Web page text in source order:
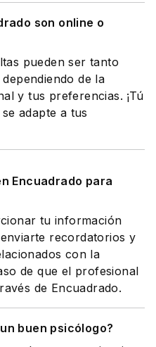
son online o
pueden ser tanto
de la
y tus preferencias. ¡Tú
adapte a tus
Encuadrado para
tu información
recordatorios y
con la
de que el profesional
de Encuadrado.
buen psicólogo?